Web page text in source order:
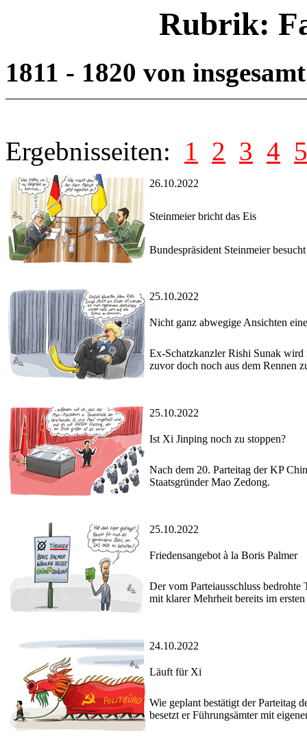
Rubrik:
1811 - 1820 von
Ergebnisseiten: 1 2 3 4 5
26.10.2022
Steinmeier bricht das Eis
Bundespräsident Steinmeier
25.10.2022
Nicht ganz abwegige Ansichten
Ex-Schatzkanzler Rishi Sunak wird
zuvor doch noch aus dem Rennen
25.10.2022
Ist Xi Jinping noch zu stoppen?
Nach dem 20. Parteitag der KP
Staatsgründer Mao Zedong.
25.10.2022
Friedensangebot à la Boris Palmer
Der vom Parteiausschluss
mit klarer Mehrheit bereits im
24.10.2022
Läuft für Xi
Wie geplant bestätigt der Parteitag
besetzt er Führungsämter mit